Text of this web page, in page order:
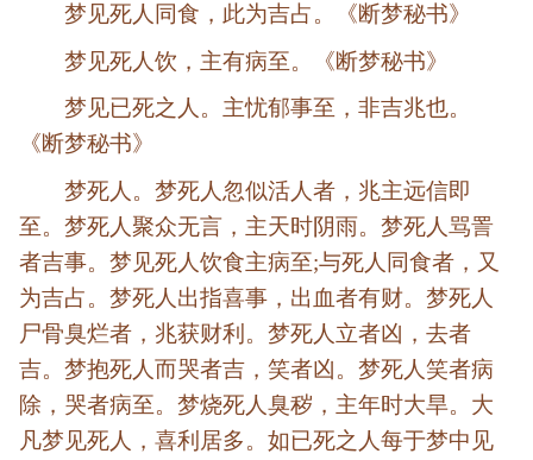
梦见死人同食，此为吉占。《断梦秘书》
梦见死人饮，主有病至。《断梦秘书》
梦见已死之人。主忧郁事至，非吉兆也。
《断梦秘书》
梦死人。梦死人忽似活人者，兆主远信即
至。梦死人聚众无言，主天时阴雨。梦死人骂詈
者吉事。梦见死人饮食主病至;与死人同食者，又
为吉占。梦死人出指喜事，出血者有财。梦死人
尸骨臭烂者，兆获财利。梦死人立者凶，去者
吉。梦抱死人而哭者吉，笑者凶。梦死人笑者病
除，哭者病至。梦烧死人臭秽，主年时大旱。大
凡梦见死人，喜利居多。如已死之人每于梦中见